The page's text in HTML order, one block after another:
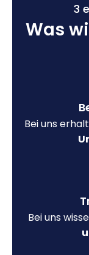
3
Was
Bei uns
Bei uns